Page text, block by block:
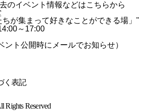
のイベント情報などはこちらから
が集まって好きなことができる場」"
～17:00
ント公開時にメールでお知らせ）
く表記
Rights Reserved